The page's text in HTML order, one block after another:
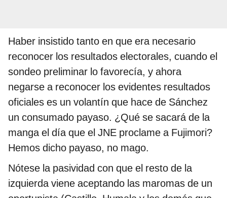
Haber insistido tanto en que era necesario
reconocer los resultados electorales, cuando el
sondeo preliminar lo favorecía, y ahora
negarse a reconocer los evidentes resultados
oficiales es un volantín que hace de Sánchez
un consumado payaso. ¿Qué se sacará de la
manga el día que el JNE proclame a Fujimori?
Hemos dicho payaso, no mago.
Nótese la pasividad con que el resto de la
izquierda viene aceptando las maromas de un